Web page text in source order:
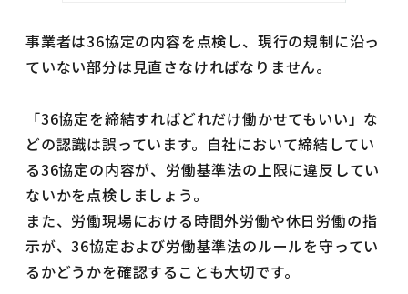
事業者は36協定の内容を点検し、現行の規制に沿っ
ていない部分は見直さなければなりません。
「36協定を締結すればどれだけ働かせてもいい」な
どの認識は誤っています。自社において締結してい
る36協定の内容が、労働基準法の上限に違反してい
ないかを点検しましょう。
また、労働現場における時間外労働や休日労働の指
示が、36協定および労働基準法のルールを守ってい
るかどうかを確認することも大切です。